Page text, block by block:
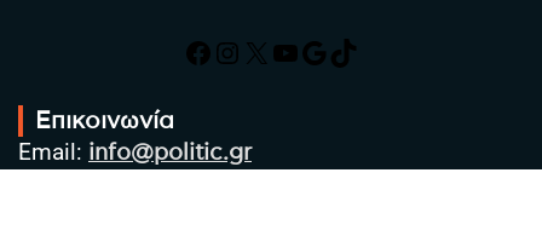
Facebook
Instagram
X YouTube
Google
TikTok
Επικοινωνία
Email: info@politic.gr